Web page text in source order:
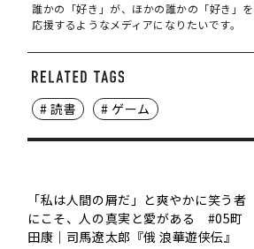
誰かの「好き」が、ほかの誰かの「好き」を
応援するようなメディアになりたいです。
# 読書 # ゲーム
「私は人間の屑だ」と爽やかに笑う者
にこそ、人の真実と愛がある #05町
田康｜司馬遼太郎『俄 浪華遊侠伝』